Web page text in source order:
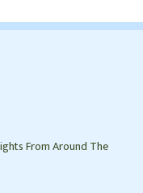
From Around The